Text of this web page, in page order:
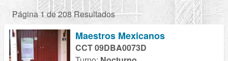
Página 1 de 208 Resultados
Maestros Mexicanos
CCT 09DBA0073D